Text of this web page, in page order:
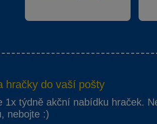
hračky do vaší pošty
1x týdně akční nabídku hraček.
nebojte :)